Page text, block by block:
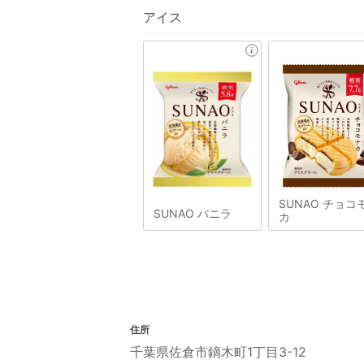
アイス
SUNAO バニラ
SUNAO チョコ
カ
住所
千葉県佐倉市鏑木町1丁目3-12